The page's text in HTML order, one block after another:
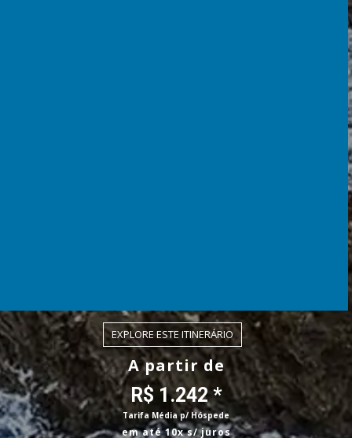
EXPLORE ESTE ITINERÁRIO
A partir de
R$ 1.242 *
Tarifa Média p/ Hóspede
em até 10x s/ juros